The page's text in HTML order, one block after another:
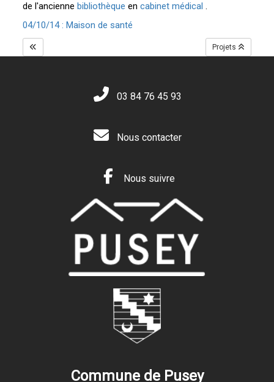
de l'ancienne bibliothèque encabinet médical .
04/10/14 : Maison de santé
Projets
03 84 76 45 93
Nous contacter
Nous suivre
Commune de Pusey